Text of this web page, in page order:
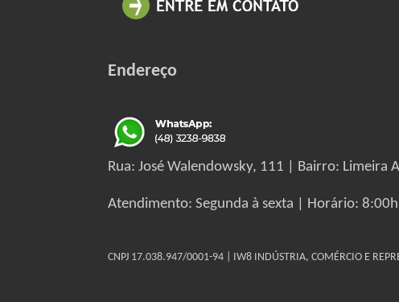
Endereço
Rua: José Walendowsky, 111 | Bairro: Limeira
Atendimento: Segunda à sexta | Horário:
CNPJ 17.038.947/0001-94 | IW8 INDÚSTRIA, COMÉRCIO E